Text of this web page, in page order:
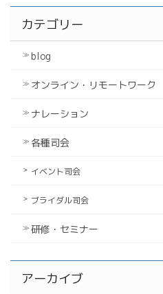
カテゴリー
blog
オンライン・リモートワーク
ナレーション
各種司会
イベント司会
ブライダル司会
研修・セミナー
アーカイブ